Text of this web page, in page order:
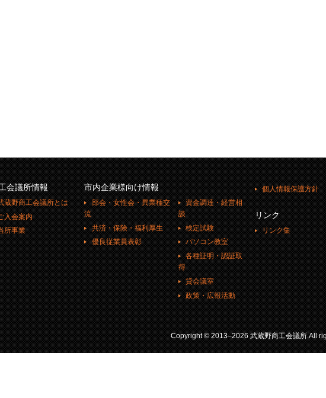
会議所情報
蔵野商工会議所とは
入会案内
所事業
市内企業様向け情報
部会・女性会・異業種交
流
共済・保険・福利厚生
優良従業員表彰
資金調達・経営相
談
検定試験
パソコン教室
各種証明・認証取
得
貸会議室
政策・広報活動
個人情報保護方針
リンク
リンク集
Copyright © 2013–2026 武蔵野商工会議所.All